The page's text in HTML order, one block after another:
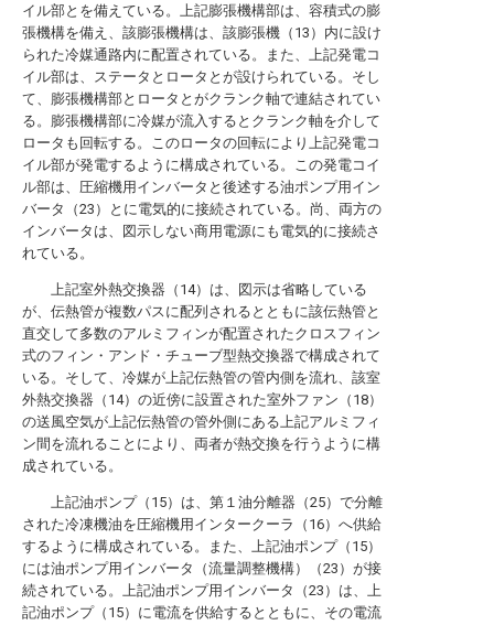
イル部とを備えている。上記膨張機構部は、容積式の膨
張機構を備え、該膨張機構は、該膨張機（13）内に設け
られた冷媒通路内に配置されている。また、上記発電コ
イル部は、ステータとロータとが設けられている。そし
て、膨張機構部とロータとがクランク軸で連結されてい
る。膨張機構部に冷媒が流入するとクランク軸を介して
ロータも回転する。このロータの回転により上記発電コ
イル部が発電するように構成されている。この発電コイ
ル部は、圧縮機用インバータと後述する油ポンプ用イン
バータ（23）とに電気的に接続されている。尚、両方の
インバータは、図示しない商用電源にも電気的に接続さ
れている。
上記室外熱交換器（14）は、図示は省略している
が、伝熱管が複数パスに配列されるとともに該伝熱管と
直交して多数のアルミフィンが配置されたクロスフィン
式のフィン・アンド・チューブ型熱交換器で構成されて
いる。そして、冷媒が上記伝熱管の管内側を流れ、該室
外熱交換器（14）の近傍に設置された室外ファン（18）
の送風空気が上記伝熱管の管外側にある上記アルミフィ
ン間を流れることにより、両者が熱交換を行うように構
成されている。
上記油ポンプ（15）は、第１油分離器（25）で分離
された冷凍機油を圧縮機用インタークーラ（16）へ供給
するように構成されている。また、上記油ポンプ（15）
には油ポンプ用インバータ（流量調整機構）（23）が接
続されている。上記油ポンプ用インバータ（23）は、上
記油ポンプ（15）に電流を供給するとともに、その電流